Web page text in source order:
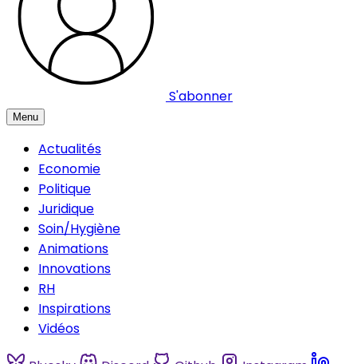
S'abonner
Menu
Actualités
Economie
Politique
Juridique
Soin/Hygiène
Animations
Innovations
RH
Inspirations
Vidéos